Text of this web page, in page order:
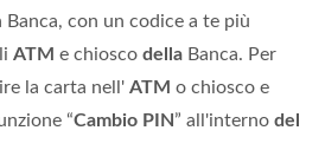
con un codice a te più
ATM e chiosco della Banca. Per
la carta nell' ATM o chiosco e
“Cambio PIN” all'interno del